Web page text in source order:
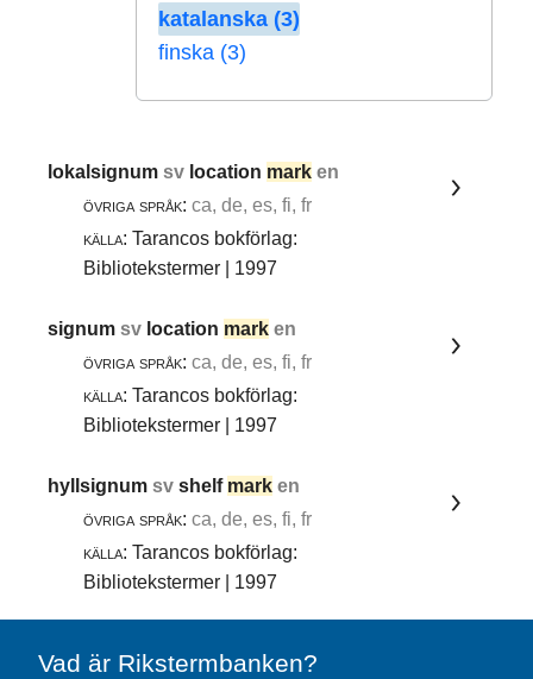
katalanska (3)
finska (3)
lokalsignumsv location mark en
övriga språk: ca, de, es, fi, fr
källa: Tarancos bokförlag:
Bibliotekstermer | 1997
signumsv location mark en
övriga språk: ca, de, es, fi, fr
källa: Tarancos bokförlag:
Bibliotekstermer | 1997
hyllsignumsvshelf mark en
övriga språk: ca, de, es, fi, fr
källa: Tarancos bokförlag:
Bibliotekstermer | 1997
Vad är Rikstermbanken?